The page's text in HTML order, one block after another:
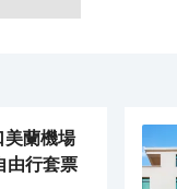
蘭機場
由行套票